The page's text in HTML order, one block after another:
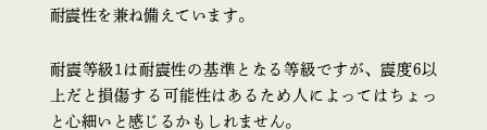
耐震性を兼ね備えています。
耐震等級1は耐震性の基準となる等級ですが、震度6以
上だと損傷する可能性はあるため人によってはちょっ
と心細いと感じるかもしれません。